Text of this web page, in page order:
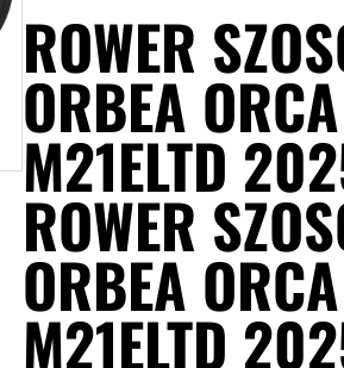
ROWER
ORBEA
M21ELTD
ROWER
ORBEA
M21ELTD